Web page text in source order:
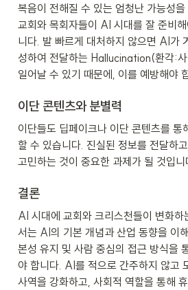
복음이 전해질 수 있는 엄청난 가능성
교회와 목회자들이 AI 시대를 잘 준비
니다. 발 빠르게 대처하지 않으면 AI가
성하여 전달하는 Hallucination(환각:사
일어날 수 있기 때문에, 이를 예방해야
이단 콘텐츠와 분별력
이단들도 딥페이크나 이단 콘텐츠를 통
할 수 있습니다. 진실된 정보를 전달하
고민하는 것이 중요한 과제가 될 것입니
결론
AI 시대에 교회와 크리스천들이 변화하
서는 AI의 기본 개념과 산업 동향을 이
본성 유지 및 사람 중심의 접근 방식을
야 합니다. AI를 적으로 간주하지 않고
사역을 강화하고, 사회적 역할을 통해